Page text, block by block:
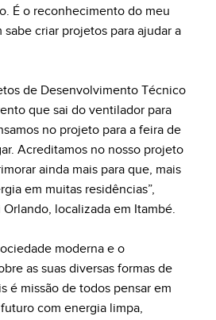
É o reconhecimento do meu
criar projetos para ajudar a
de Desenvolvimento Técnico
que sai do ventilador para
no projeto para a feira de
Acreditamos no nosso projeto
ainda mais para que, mais
em muitas residências”,
localizada em Itambé.
moderna e o
as suas diversas formas de
é missão de todos pensar em
com energia limpa,